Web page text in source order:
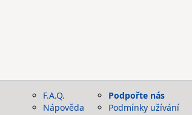
F.A.Q.
Nápověda
Podpořte nás
Podmínky užívání